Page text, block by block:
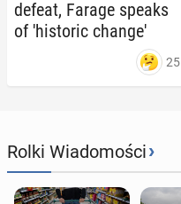
defeat, Farage speaks
of 'his­toric change'
25
Rolki Wiadomości›